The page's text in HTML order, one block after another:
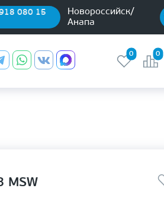
080 15
Новороссийск/
Анапа
0 0
MSW